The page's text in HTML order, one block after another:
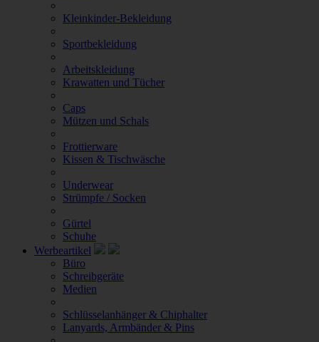
Kleinkinder-Bekleidung
Sportbekleidung
Arbeitskleidung
Krawatten und Tücher
Caps
Mützen und Schals
Frottierware
Kissen & Tischwäsche
Underwear
Strümpfe / Socken
Gürtel
Schuhe
Werbeartikel
Büro
Schreibgeräte
Medien
Schlüsselanhänger & Chiphalter
Lanyards, Armbänder & Pins